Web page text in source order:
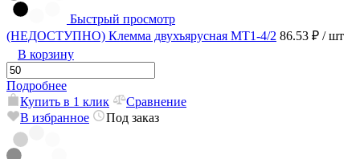
Быстрый просмотр
(НЕДОСТУПНО) Клемма двухъярусная MT1-4/2 86.53 ₽ / шт
В корзину
Подробнее
Купить в 1 клик
Сравнение
В избранное
Под заказ